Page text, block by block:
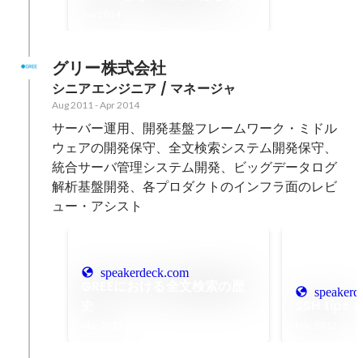
グリー株式会社
シニアエンジニア / マネージャ
Aug 2011-Apr 2014
サーバー運用、開発基盤フレームワーク・ミドル
ウェアの開発保守、全文検索システム開発保守、
統合サーバ管理システム開発、ビッグデータログ
解析基盤開発、各プロダクトのインフラ面のレビ
ュー・アシスト
speakerdeck.com